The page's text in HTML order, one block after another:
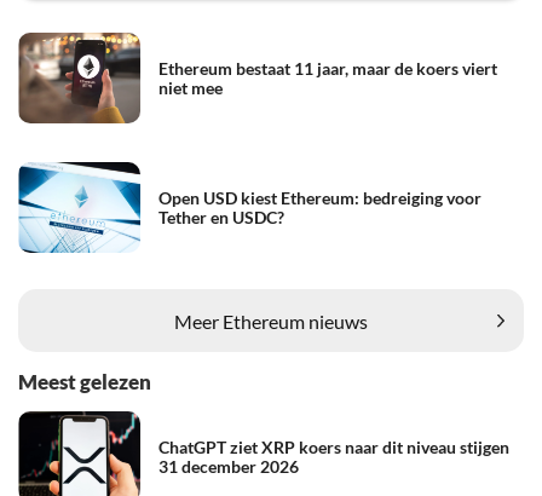
Ethereum bestaat 11 jaar, maar de koers viert
niet mee
Open USD kiest Ethereum: bedreiging voor
Tether en USDC?
Meer Ethereum nieuws
Meest gelezen
ChatGPT ziet XRP koers naar dit niveau stijgen
31 december 2026